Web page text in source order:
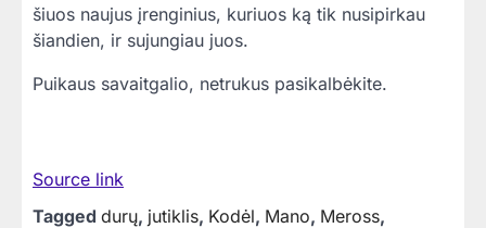
šiuos naujus įrenginius, kuriuos ką tik nusipirkau
šiandien, ir sujungiau juos.
Puikaus savaitgalio, netrukus pasikalbėkite.
Source link
Tagged durų, jutiklis, Kodėl, Mano, Meross,